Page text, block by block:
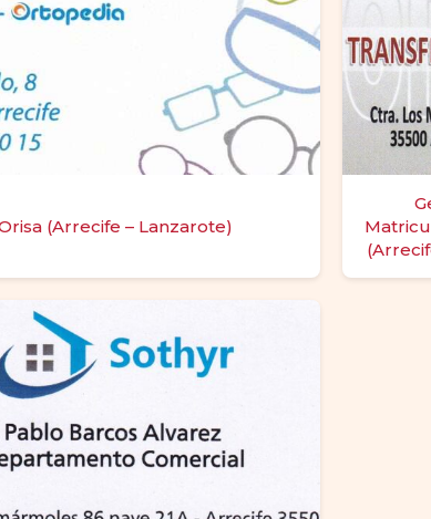
(Arrecife – Lanzarote)